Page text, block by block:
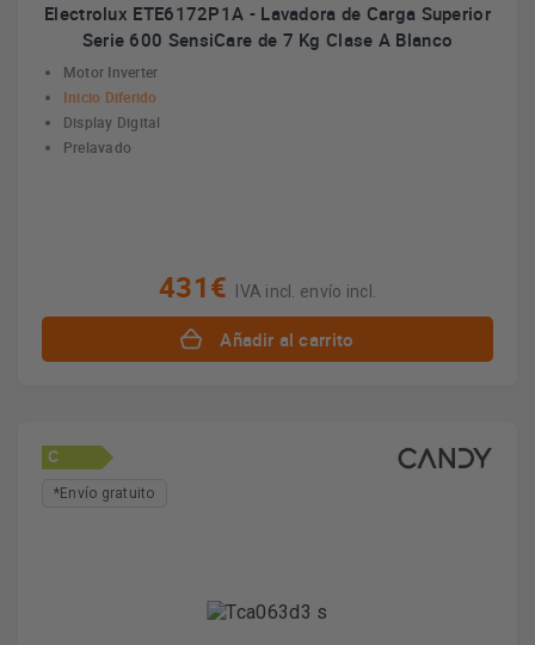
Electrolux ETE6172P1A - Lavadora de Carga Superior
Serie 600 SensiCare de 7 Kg Clase A Blanco
Motor Inverter
Inicio Diferido
Display Digital
Prelavado
431€ IVA incl. envío incl.
Añadir al carrito
C
*Envío gratuito